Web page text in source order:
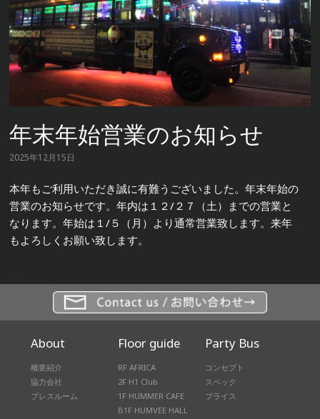
年末年始営業のお知らせ
2025年12月15日
本年もご利用いただき誠に有難うございました。年末年始の
営業のお知らせです。年内は１２/２７（土）までの営業と
なります。年始は１/５（月）より通常営業致します。来年
もよろしくお願い致します。
About
概要紹介
協力会社
プレスルーム
Floor guide
RF AFRICA
2F H1 Club
1F HUMMER CAFE
B1F HUMVEE HALL
Party Bus
コンセプト
スペック
プライス